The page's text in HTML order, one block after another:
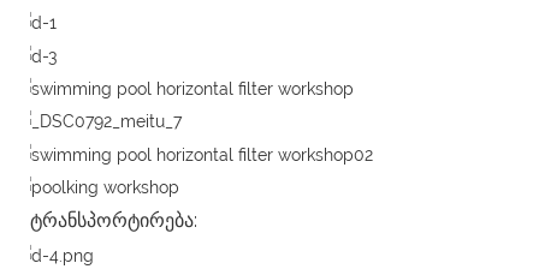
ტრანსპორტირება: